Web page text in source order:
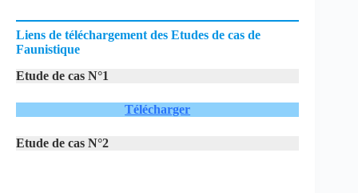
Liens de téléchargement des Etudes de cas de
Faunistique
Etude de cas N°1
Télécharger
Etude de cas N°2